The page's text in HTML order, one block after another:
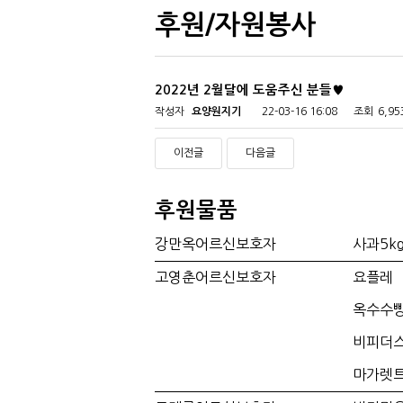
후원/자원봉사
2022년 2월달에 도움주신 분들♥
작성자 요양원지기 22-03-16 16:08 조회
이전글 다음글
후원물품
강만옥어르신보호자 사과5kg
고영춘어르신보호자 요플레
옥수수
비피더
마가렛